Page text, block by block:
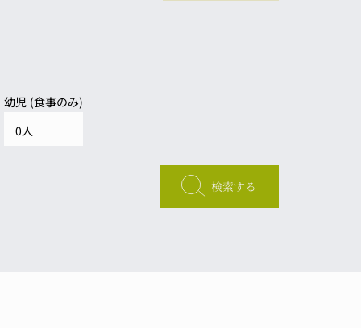
幼児 (食事のみ)